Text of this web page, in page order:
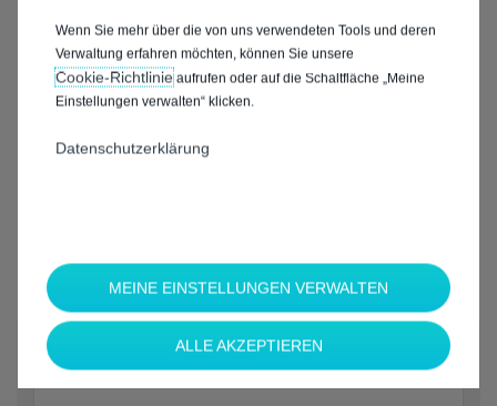
Welche Marke möchten Sie?*
Wenn Sie mehr über die von uns verwendeten Tools und deren
Verwaltung erfahren möchten, können Sie unsere
Cookie‑Richtlinieaufrufen oder auf die Schaltfläche „Meine
Einstellungen verwalten“ klicken.
Datenschutzerklärung
MEINE EINSTELLUNGEN VERWALTEN
ALLE AKZEPTIEREN